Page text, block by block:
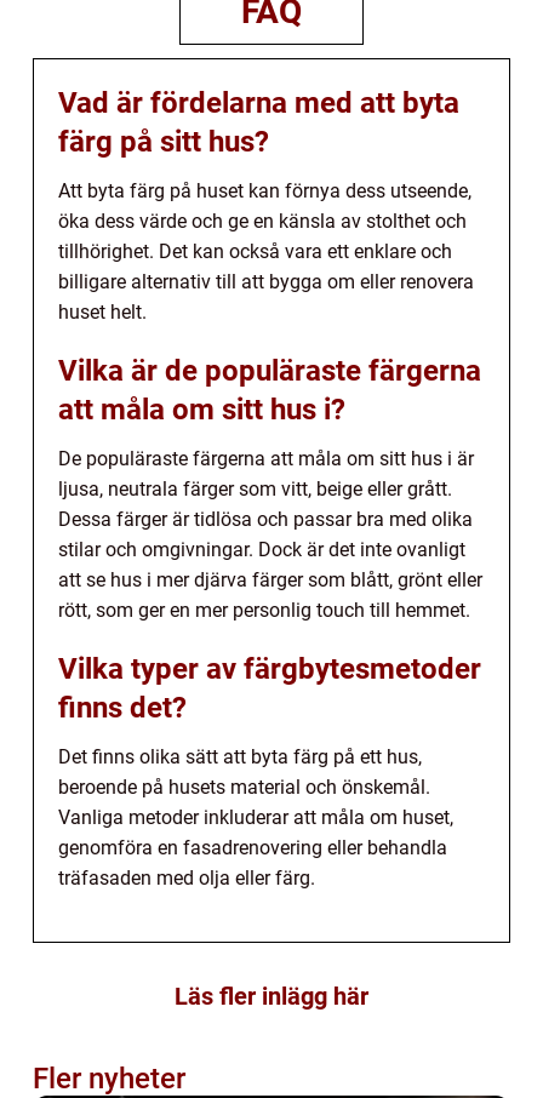
FAQ
Vad är fördelarna med att byta
färg på sitt hus?
Att byta färg på huset kan förnya dess utseende,
öka dess värde och ge en känsla av stolthet och
tillhörighet. Det kan också vara ett enklare och
billigare alternativ till att bygga om eller renovera
huset helt.
Vilka är de populäraste färgerna
att måla om sitt hus i?
De populäraste färgerna att måla om sitt hus i är
ljusa, neutrala färger som vitt, beige eller grått.
Dessa färger är tidlösa och passar bra med olika
stilar och omgivningar. Dock är det inte ovanligt
att se hus i mer djärva färger som blått, grönt eller
rött, som ger en mer personlig touch till hemmet.
Vilka typer av färgbytesmetoder
finns det?
Det finns olika sätt att byta färg på ett hus,
beroende på husets material och önskemål.
Vanliga metoder inkluderar att måla om huset,
genomföra en fasadrenovering eller behandla
träfasaden med olja eller färg.
Läs fler inlägg här
Fler nyheter